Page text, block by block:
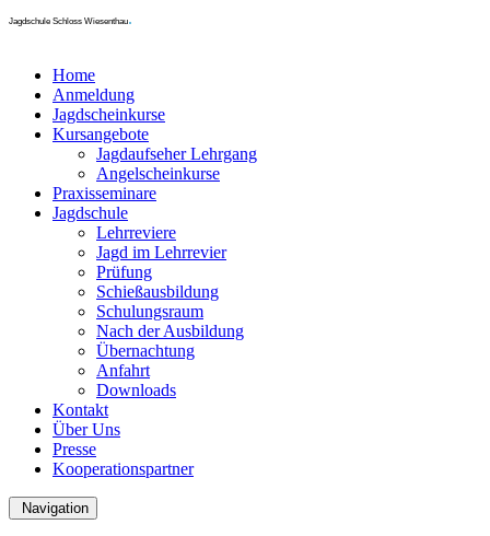
Jagdschule Schloss Wiesenthau.
Home
Anmeldung
Jagdscheinkurse
Kursangebote
Jagdaufseher Lehrgang
Angelscheinkurse
Praxisseminare
Jagdschule
Lehrreviere
Jagd im Lehrrevier
Prüfung
Schießausbildung
Schulungsraum
Nach der Ausbildung
Übernachtung
Anfahrt
Downloads
Kontakt
Über Uns
Presse
Kooperationspartner
Navigation